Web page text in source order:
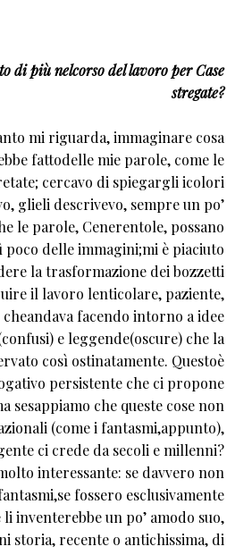
di più nelcorso del lavoro per Case
stregate?
mi riguarda, immaginare cosa
fattodelle mie parole, come le
cercavo di spiegargli icolori
glieli descrivevo, sempre un po’
le parole, Cenerentole, possano
poco delle immagini;mi è piaciuto
la trasformazione dei bozzetti
il lavoro lenticolare, paziente,
cheandava facendo intorno a idee
e leggende(oscure) che la
così ostinatamente. Questoè
persistente che ci propone
sesappiamo che queste cose non
(come i fantasmi,appunto),
ci crede da secoli e millenni?
interessante: se davvero non
fossero esclusivamente
inventerebbe un po’ amodo suo,
storia, recente o antichissima, di